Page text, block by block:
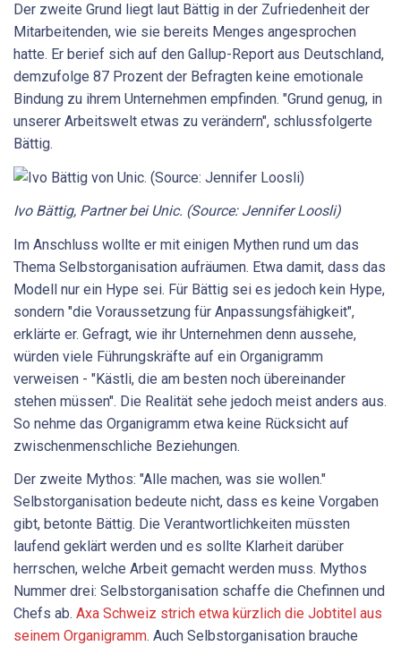
Der zweite Grund liegt laut Bättig in der Zufriedenheit der
Mitarbeitenden, wie sie bereits Menges angesprochen
hatte. Er berief sich auf den Gallup-Report aus Deutschland,
demzufolge 87 Prozent der Befragten keine emotionale
Bindung zu ihrem Unternehmen empfinden. "Grund genug, in
unserer Arbeitswelt etwas zu verändern", schlussfolgerte
Bättig.
Ivo Bättig, Partner bei Unic. (Source: Jennifer Loosli)
Im Anschluss wollte er mit einigen Mythen rund um das
Thema Selbstorganisation aufräumen. Etwa damit, dass das
Modell nur ein Hype sei. Für Bättig sei es jedoch kein Hype,
sondern "die Voraussetzung für Anpassungsfähigkeit",
erklärte er. Gefragt, wie ihr Unternehmen denn aussehe,
würden viele Führungskräfte auf ein Organigramm
verweisen - "Kästli, die am besten noch übereinander
stehen müssen". Die Realität sehe jedoch meist anders aus.
So nehme das Organigramm etwa keine Rücksicht auf
zwischenmenschliche Beziehungen.
Der zweite Mythos: "Alle machen, was sie wollen."
Selbstorganisation bedeute nicht, dass es keine Vorgaben
gibt, betonte Bättig. Die Verantwortlichkeiten müssten
laufend geklärt werden und es sollte Klarheit darüber
herrschen, welche Arbeit gemacht werden muss. Mythos
Nummer drei: Selbstorganisation schaffe die Chefinnen und
Chefs ab. Axa Schweiz strich etwa kürzlich die Jobtitel aus
seinem Organigramm. Auch Selbstorganisation brauche